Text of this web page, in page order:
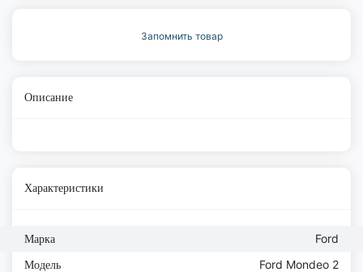
Запомнить товар
Описание
Характеристики
Марка Ford
Модель Ford Mondeo 2